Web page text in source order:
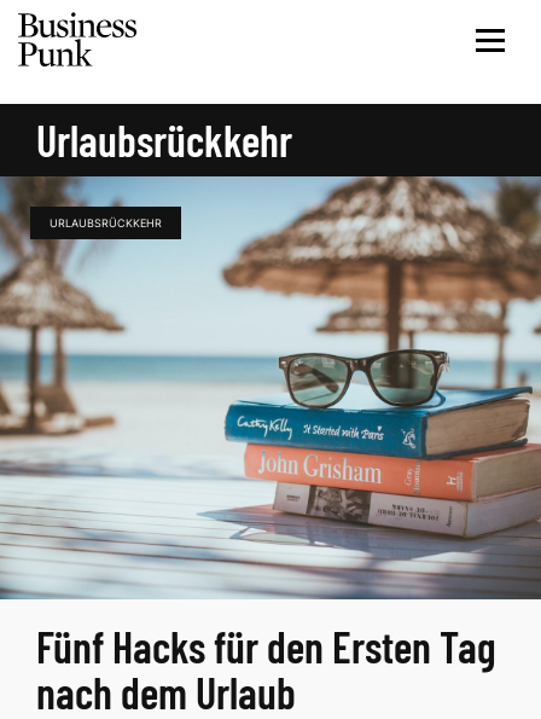
Urlaubsrückkehr
URLAUBSRÜCKKEHR
Fünf Hacks für den Ersten Tag
nach dem Urlaub